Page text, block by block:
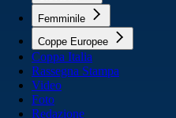
Femminile
Coppe Europee
Coppa Italia
Rassegna Stampa
Video
Foto
Redazione